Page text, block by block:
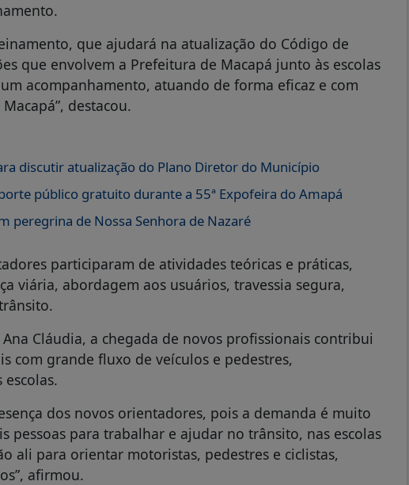
que ajudará na atualização do Código de
que envolvem a Prefeitura de Macapá junto às escolas
acompanhamento, atuando de forma eficaz e com
destacou.
discutir atualização do Plano Diretor do Município
público gratuito durante a 55ª Expofeira do Amapá
peregrina de Nossa Senhora de Nazaré
participaram de atividades teóricas e práticas,
viária, abordagem aos usuários, travessia segura,
Cláudia, a chegada de novos profissionais contribui
com grande fluxo de veículos e pedestres,
dos novos orientadores, pois a demanda é muito
pessoas para trabalhar e ajudar no trânsito, nas escolas
ali para orientar motoristas, pedestres e ciclistas,
afirmou.